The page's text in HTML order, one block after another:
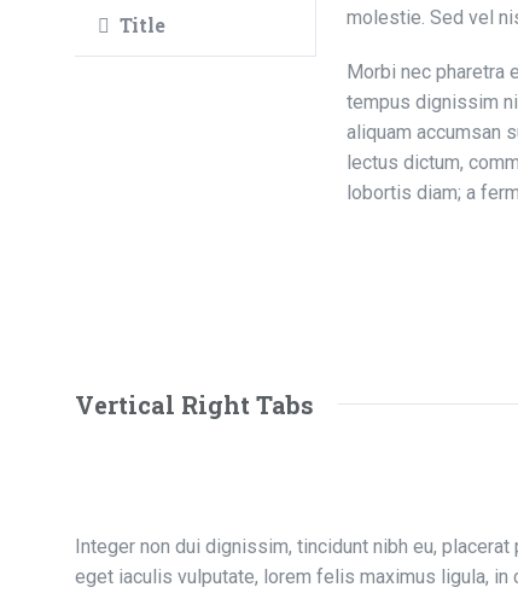
Title
molestie. Sed vel
Morbi nec pharetra
tempus dignissim
aliquam accumsan
lectus dictum,
lobortis diam; a
Vertical Right Tabs
Integer non dui dignissim, tincidunt nibh eu,
eget iaculis vulputate, lorem felis maximus ligula, in